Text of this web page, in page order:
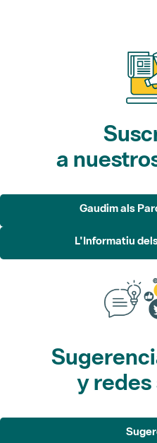
a
Gaudim als
L'Informatiu
y